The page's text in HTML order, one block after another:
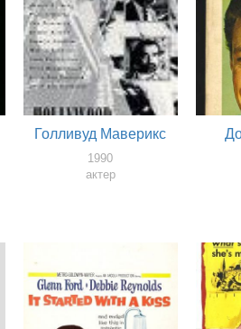
Голливуд Маверикс
1990
актер